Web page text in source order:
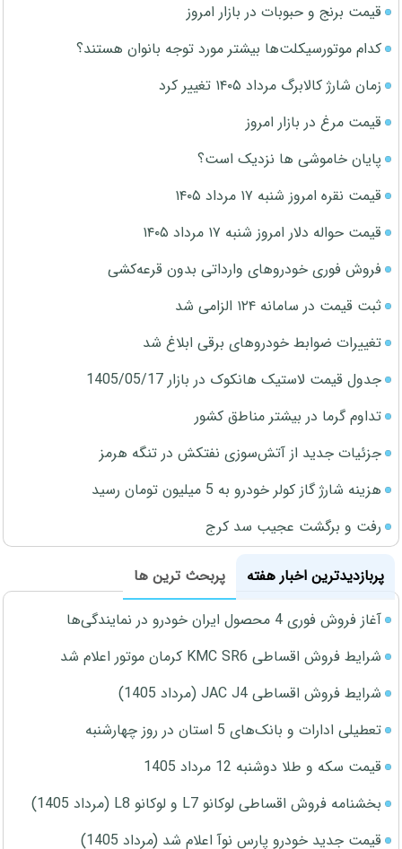
قیمت برنج و حبوبات در بازار امروز
کدام موتورسیکلت‌ها بیشتر مورد توجه بانوان هستند؟
زمان شارژ کالابرگ مرداد ۱۴۰۵ تغییر کرد
قیمت مرغ در بازار امروز
پایان خاموشی ها نزدیک است؟
قیمت نقره امروز شنبه ۱۷ مرداد ۱۴۰۵
قیمت حواله دلار امروز شنبه ۱۷ مرداد ۱۴۰۵
فروش فوری خودروهای وارداتی بدون قرعه‌کشی
ثبت قیمت در سامانه ۱۲۴ الزامی شد
تغییرات ضوابط خودروهای برقی ابلاغ شد
جدول قیمت لاستیک هانکوک در بازار 1405/05/17
تداوم گرما در بیشتر مناطق کشور
جزئیات جدید از آتش‌سوزی نفتکش در تنگه هرمز
هزینه شارژ گاز کولر خودرو به 5 میلیون تومان رسید
رفت و برگشت عجیب سد کرج
پربازدیدترین اخبار هفته
پربحث ترین ها
آغاز فروش فوری 4 محصول ایران خودرو در نمایندگی‌ها
شرایط فروش اقساطی KMC SR6 کرمان موتور اعلام شد
شرایط فروش اقساطی JAC J4 (مرداد 1405)
تعطیلی ادارات و بانک‌های 5 استان در روز چهارشنبه
قیمت سکه و طلا دوشنبه 12 مرداد 1405
بخشنامه فروش اقساطی لوکانو L7 و لوکانو L8 (مرداد 1405)
قیمت جدید خودرو پارس نوآ اعلام شد (مرداد 1405)